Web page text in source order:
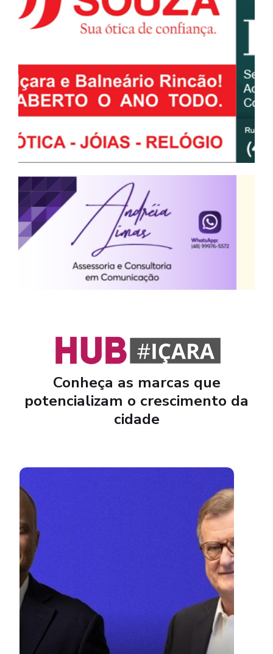
Conheça as marcas que
potencializam o crescimento da
cidade